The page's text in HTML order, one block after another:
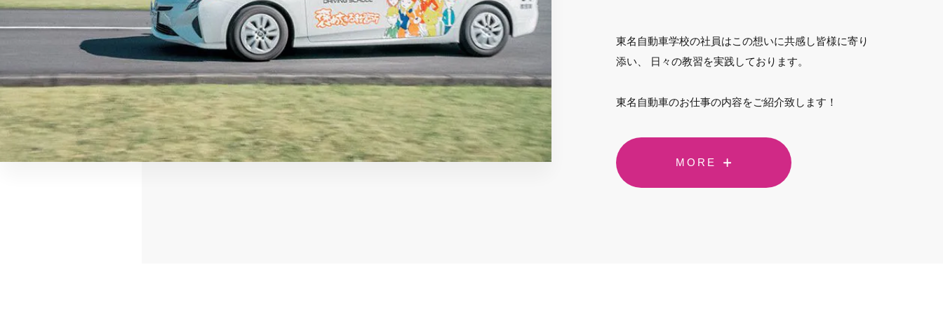
東名自動車学校の社員はこの想いに共感し皆様に寄り
添い、 日々の教習を実践しております。
東名自動車のお仕事の内容をご紹介致します！
MORE